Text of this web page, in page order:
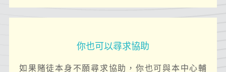
你也可以尋求協助
如果賭徒本身不願尋求協助，你也可與本中心輔